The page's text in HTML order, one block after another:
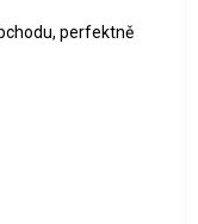
perfektně